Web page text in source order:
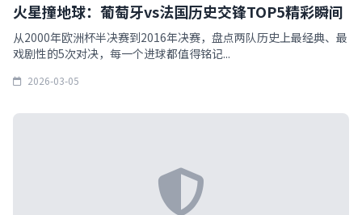
火星撞地球：葡萄牙vs法国历史交锋TOP5精彩瞬间
从2000年欧洲杯半决赛到2016年决赛，盘点两队历史上最经典、最
戏剧性的5次对决，每一个进球都值得铭记...
2026-03-05